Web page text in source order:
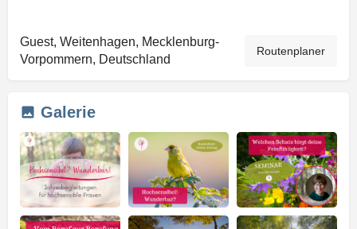
Guest, Weitenhagen, Mecklenburg-
Vorpommern, Deutschland
Routenplaner
Galerie